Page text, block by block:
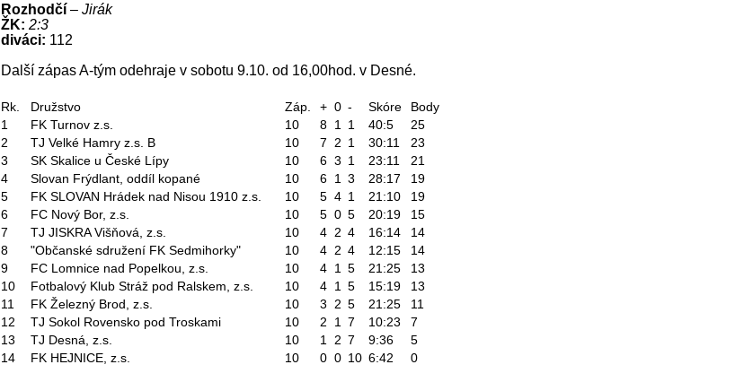
Rozhodčí– Jirák
ŽK: 2:3
diváci: 112
Další zápas A-tým odehraje v sobotu 9.10. od 16,00hod. v Desné.
Rk. Družstvo Záp. + 0 - Skóre
Body
1
FK Turnov z.s. 10 8 1 1 40:5
25
2
TJ Velké Hamry z.s. B 10 7 2 1 30:11
23
3
SK Skalice u České Lípy 10 6 3 1 23:11
21
4
Slovan Frýdlant, oddíl kopané 10 6 1 3 28:17
19
5
FK SLOVAN Hrádek nad Nisou 1910 z.s. 10 5 4 1 21:10
19
6
FC Nový Bor, z.s. 10 5 0 5 20:19
15
7
TJ JISKRA Višňová, z.s. 10 4 2 4 16:14
14
8
"Občanské sdružení FK Sedmihorky" 10 4 2 4 12:15
14
9
FC Lomnice nad Popelkou, z.s. 10 4 1 5 21:25
13
10
Fotbalový Klub Stráž pod Ralskem, z.s. 10 4 1 5 15:19
13
11
FK Železný Brod, z.s. 10 3 2 5 21:25
11
12
TJ Sokol Rovensko pod Troskami 10 2 1 7 10:23
7
13
TJ Desná, z.s. 10 1 2 7 9:36
5
14
FK HEJNICE, z.s. 10 0 0 10 6:42 0